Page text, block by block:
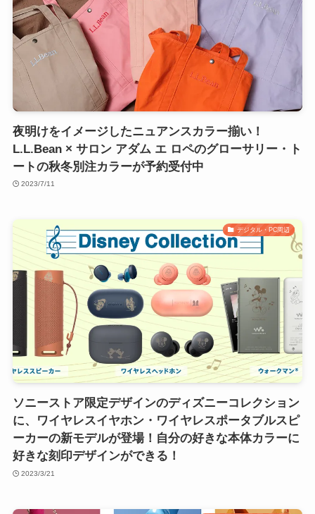
夜明けをイメージしたニュアンスカラー揃い！
L.L.Bean × サロン アダム エ ロペのグローサリー・ト
ートの秋冬別注カラーが予約受付中
2023/7/11
デジタル・PC周辺
ソニーストア限定デザインのディズニーコレクション
に、ワイヤレスイヤホン・ワイヤレスポータブルスピ
ーカーの新モデルが登場！自分の好きな本体カラーに
好きな刻印デザインができる！
2023/3/21